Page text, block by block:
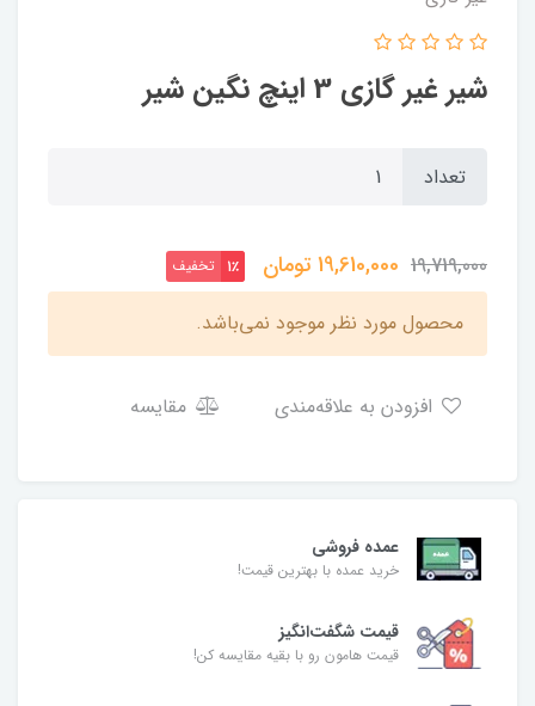
شیر غیر گازی 3 اینچ نگین شیر
تعداد
19,719,000
19,610,000تومان 1٪ تخفیف
محصول مورد نظر موجود نمی‌باشد.
مقایسه
عمده فروشی
خرید عمده با بهترین قیمت!
قیمت شگفت‌انگیز
قیمت هامون رو با بقیه مقایسه کن!